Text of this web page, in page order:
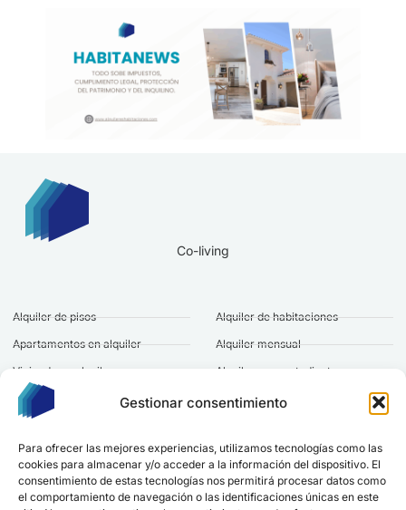
Gestionar consentimiento
Para ofrecer las mejores experiencias, utilizamos tecnologías como las
cookies para almacenar y/o acceder a la información del dispositivo. El
consentimiento de estas tecnologías nos permitirá procesar datos como
el comportamiento de navegación o las identificaciones únicas en este
Co-living
Alquiler de pisos
Apartamentos en alquiler
Vivienda en alquiler
Alquiler de casas
Alquiler de habitaciones
Alquiler mensual
Alquiler para estudiantes
Alquiler a largo plazo
Marcando esta casilla aceptas nuestra política de privacidad.
ESTAR AL DÍA